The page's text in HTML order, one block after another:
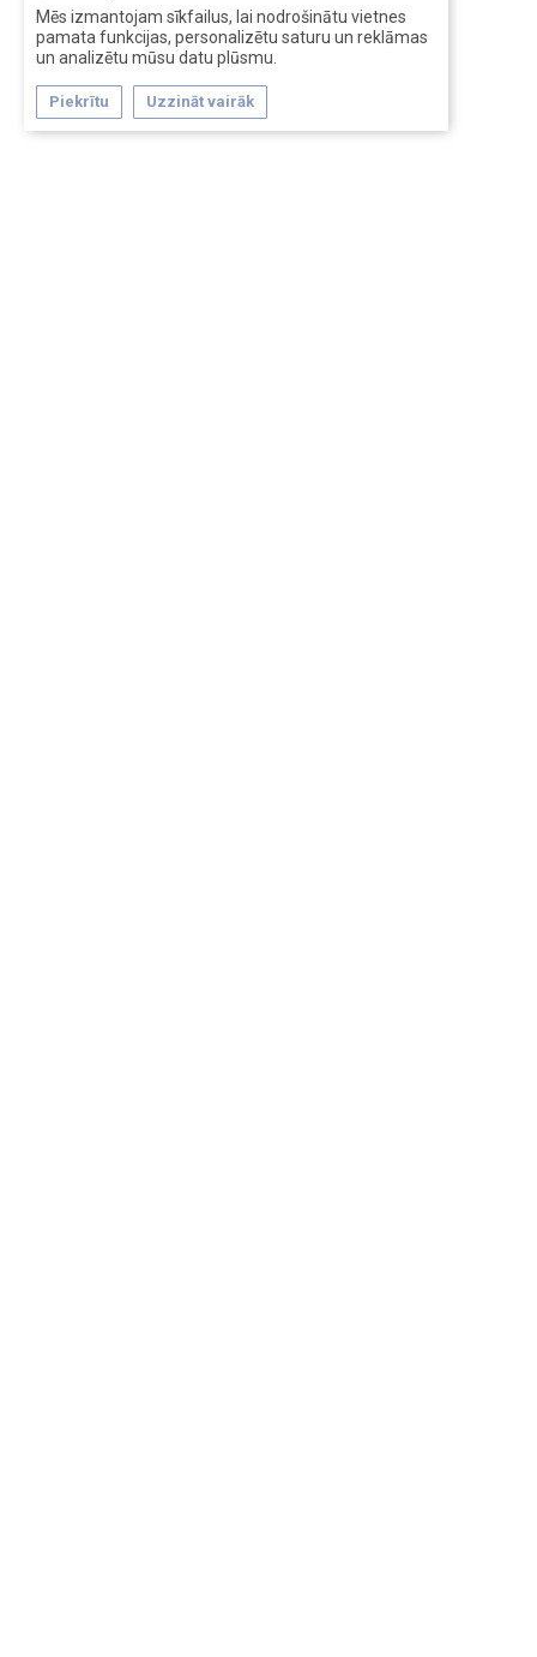
Mēs izmantojam sīkfailus, lai nodrošinātu vietnes
pamata funkcijas, personalizētu saturu un reklāmas
un analizētu mūsu datu plūsmu.
Piekrītu Uzzināt vairāk